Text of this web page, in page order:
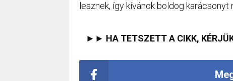
lesznek, így kívánok boldog karácsonyt
►► HA TETSZETT A CIKK,